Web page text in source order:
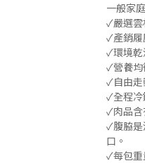
一般家
✓嚴選雲
✓產銷履
✓環境乾
✓營養均
✓自由走
✓全程冷
✓肉品含
✓腹脇是
口。
✓每包重